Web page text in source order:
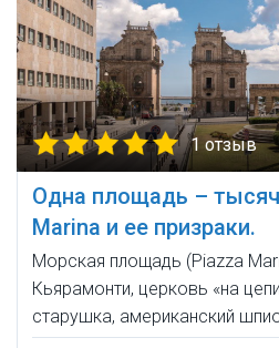
1 отзыв
Одна площадь –
Marina и ее призраки.
Морская площадь (Piazza
Кьярамонти, церковь «на
старушка, американский